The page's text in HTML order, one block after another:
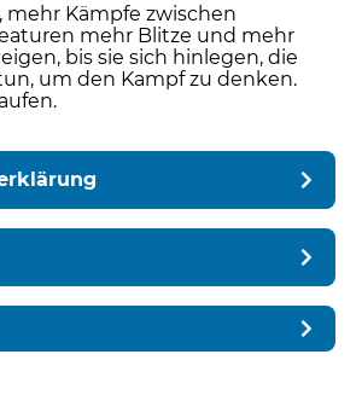
mehr Kämpfe zwischen
mehr Blitze und mehr
bis sie sich hinlegen, die
um den Kampf zu denken.